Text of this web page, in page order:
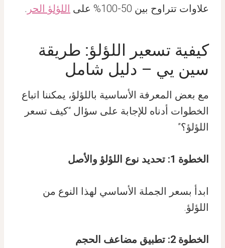
علاوات تتراوح بين 50-100% على
اللؤلؤ الحر .
كيفية تسعير اللؤلؤ: طريقة
سين يي – دليل شامل
مع بعض المعرفة الأساسية باللؤلؤ، يمكننا اتباع
الخطوات أدناه للإجابة على سؤال “كيف تسعر
اللؤلؤ؟”
الخطوة 1: تحديد نوع اللؤلؤ والأصل
ابدأ بسعر الجملة الأساسي لهذا النوع من
اللؤلؤ.
الخطوة 2: تطبيق مضاعف الحجم